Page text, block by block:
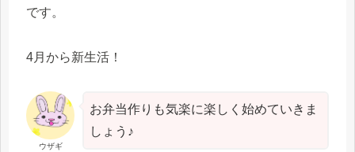
です。
4月から新生活！
ウザギ
お弁当作りも気楽に楽しく始めていきま
しょう♪